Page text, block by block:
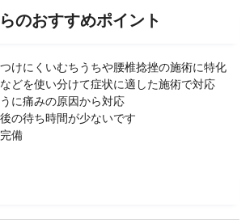
のおすすめポイント
けにくいむちうちや腰椎捻挫の施術に特化
どを使い分けて症状に適した施術で対応
に痛みの原因から対応
の待ち時間が少ないです
備